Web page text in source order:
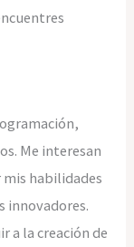
Me interesan
habilidades
innovadores.
a la creación de